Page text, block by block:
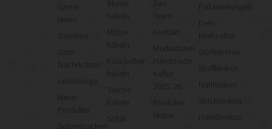
News
Gute
Nachrichten!
Leselounge
Produkte
Selbermachen
häkeln
Mütze
häkeln
Kuscheltier
häkeln
Tasche
Team
Kontakt
Mediadaten
Kultur
2025/26
Produkte
testen
Faltanleitungen
Merkzettel
Stoffrechner
Stofflexikon
Nählexikon
Stricklexikon
Häkellexikon